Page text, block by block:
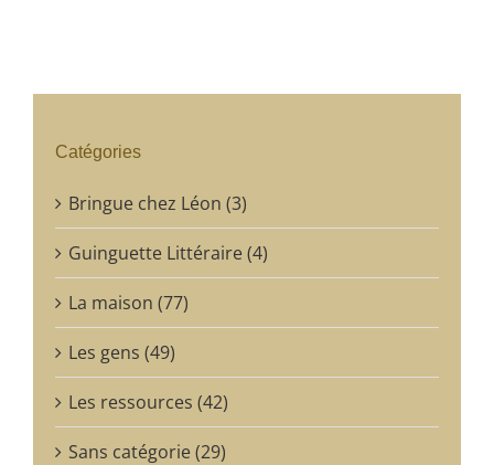
Catégories
Bringue chez Léon (3)
Guinguette Littéraire (4)
La maison (77)
Les gens (49)
Les ressources (42)
Sans catégorie (29)